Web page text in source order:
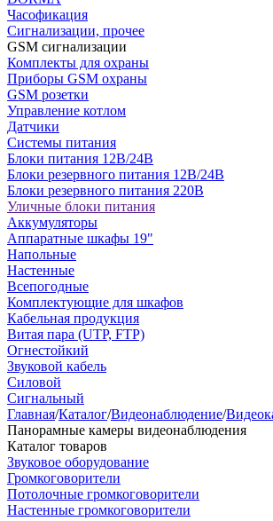
Часофикация
Сигнализации, прочее
GSM сигнализации
Комплекты для охраны
Приборы GSM охраны
GSM розетки
Управление котлом
Датчики
Системы питания
Блоки питания 12В/24В
Блоки резервного питания 12В/24В
Блоки резервного питания 220В
Уличные блоки питания
Аккумуляторы
Аппаратные шкафы 19"
Напольные
Настенные
Всепогодные
Комплектующие для шкафов
Кабельная продукция
Витая пара (UTP, FTP)
Огнестойкий
Звуковой кабель
Силовой
Сигнальный
Главная/Каталог/Видеонаблюдение/
Панорамные камеры видеонаблюдения
Каталог товаров
Звуковое оборудование
Громкоговорители
Потолочные громкоговорители
Настенные громкоговорители